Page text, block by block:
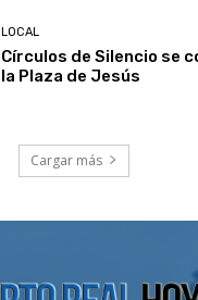
LOCAL
Círculos de Silencio se
la Plaza de Jesús
Cargar más